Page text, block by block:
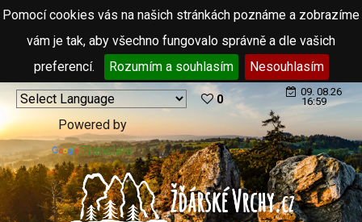
Pomocí cookies vás na našich stránkách poznáme a zobrazíme
vám je tak, aby všechno fungovalo správně a dle vašich
preferencí.
Rozumím a souhlasím Nesouhlasím
Powered by
Translate
0
09. 08.26
16:59